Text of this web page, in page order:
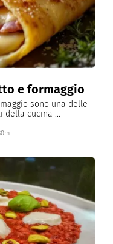
e formaggio
sono una delle
della cucina ...